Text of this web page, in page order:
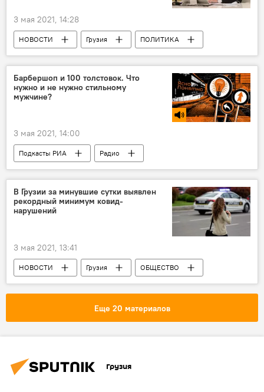
3 мая 2021, 14:28
НОВОСТИ Грузия
ПОЛИТИКА
Ираклий Гарибашвили
СМИ
Барбершоп и 100 толстовок. Что
нужно и не нужно стильному
мужчине?
3 мая 2021, 14:00
Подкасты РИА Радио
В Грузии за минувшие сутки выявлен
рекордный минимум ковид-
нарушений
3 мая 2021, 13:41
НОВОСТИ Грузия
ОБЩЕСТВО
Ограничения из-за коронавируса
Еще 20 материалов
Грузия